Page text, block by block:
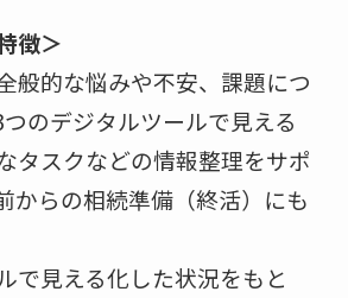
徴＞
般的な悩みや不安、課題につ
のデジタルツールで見える
タスクなどの情報整理をサポ
からの相続準備（終活）にも
で見える化した状況をもと